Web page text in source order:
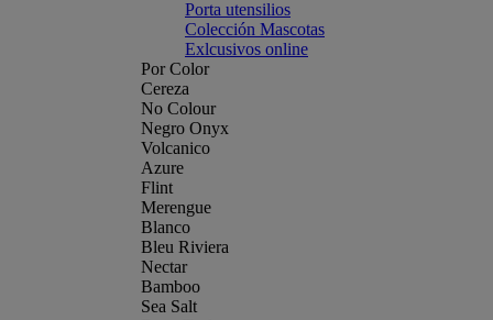
Porta utensilios
Colección Mascotas
Exlcusivos online
Por Color
Cereza
No Colour
Negro Onyx
Volcanico
Azure
Flint
Merengue
Blanco
Bleu Riviera
Nectar
Bamboo
Sea Salt